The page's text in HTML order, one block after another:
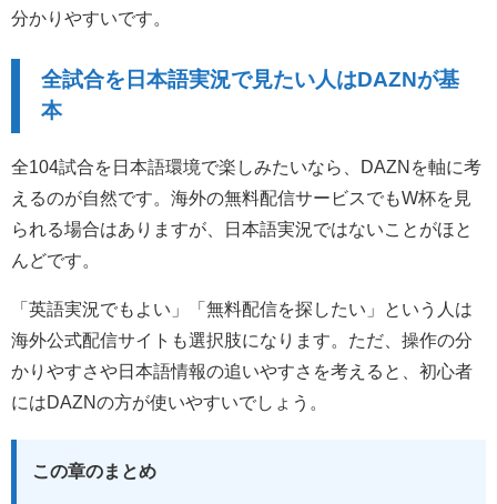
分かりやすいです。
全試合を日本語実況で見たい人はDAZNが基
本
全104試合を日本語環境で楽しみたいなら、DAZNを軸に考
えるのが自然です。海外の無料配信サービスでもW杯を見
られる場合はありますが、日本語実況ではないことがほと
んどです。
「英語実況でもよい」「無料配信を探したい」という人は
海外公式配信サイトも選択肢になります。ただ、操作の分
かりやすさや日本語情報の追いやすさを考えると、初心者
にはDAZNの方が使いやすいでしょう。
この章のまとめ